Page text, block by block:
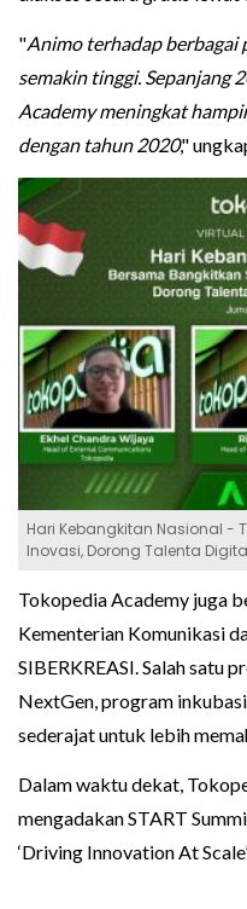
"Animo terhadap berbagai
semakin tinggi. Sepanjang
Academy meningkat
dengan tahun 2020,"
Hari Kebangkitan Nasional -
Inovasi, Dorong Talenta
Tokopedia Academy juga
Kementerian Komunikasi
SIBERKREASI. Salah satu
NextGen, program
sederajat untuk lebih
Dalam waktu dekat,
mengadakan START
‘Driving Innovation At Scale’.